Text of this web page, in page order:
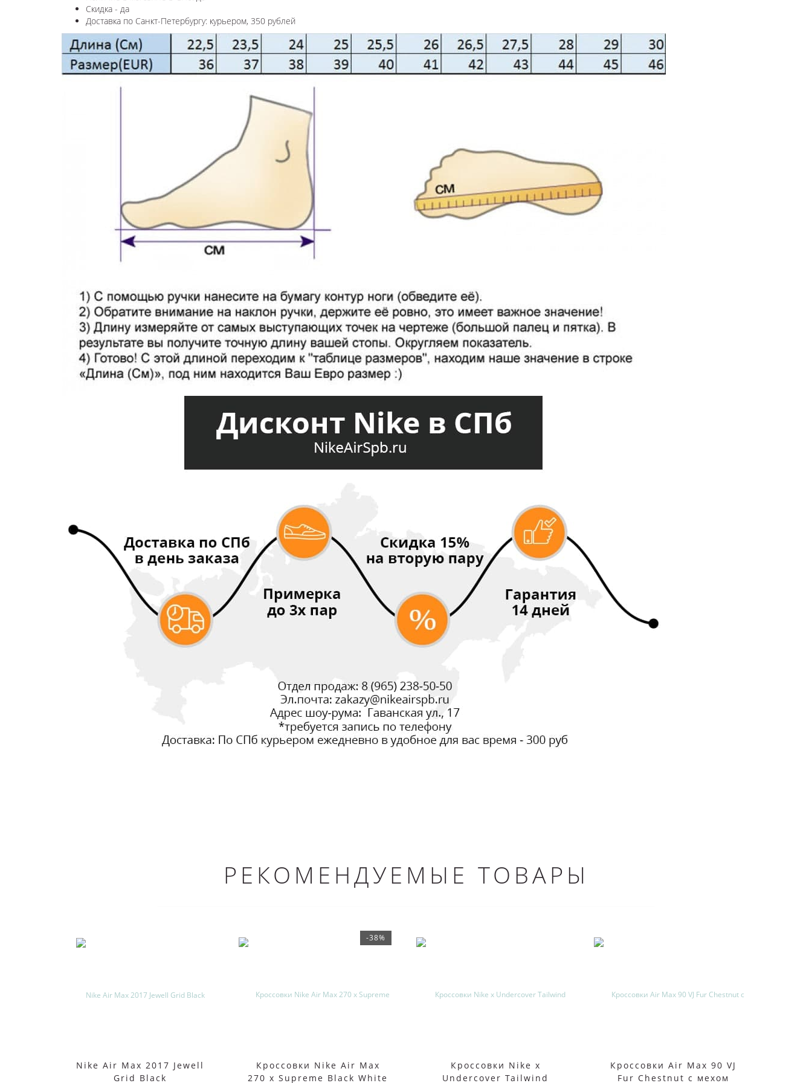
Скидка - да
Доставка по Санкт-Петербургу: курьером, 350 рублей
РЕКОМЕНДУЕМЫЕ ТОВАРЫ
Nike Air Max 2017 Jewell
Grid Black
-38%
Кроссовки Nike Air Max
270 x Supreme Black White
Кроссовки Nike x
Undercover Tailwind
Кроссовки Air Max 90 VJ
Fur Chestnut с мехом